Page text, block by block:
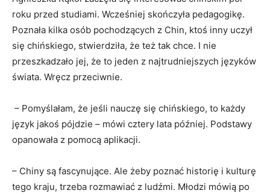
roku przed studiami. Wcześniej skończyła pedagogikę.
Poznała kilka osób pochodzących z Chin, ktoś inny uczył
się chińskiego, stwierdziła, że też tak chce. I nie
przeszkadzało jej, że to jeden z najtrudniejszych języków
świata. Wręcz przeciwnie.
– Pomyślałam, że jeśli nauczę się chińskiego, to każdy
język jakoś pójdzie – mówi cztery lata później. Podstawy
opanowała z pomocą aplikacji.
– Chiny są fascynujące. Ale żeby poznać historię i kulturę
tego kraju, trzeba rozmawiać z ludźmi. Młodzi mówią po